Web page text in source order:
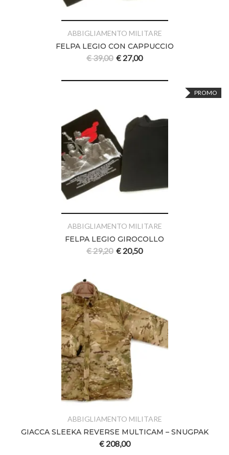
ABBIGLIAMENTO MILITARE
FELPA LEGIO CON CAPPUCCIO
€39,00 € 27,00
PROMO
ABBIGLIAMENTO MILITARE
FELPA LEGIO GIROCOLLO
€29,20 € 20,50
ABBIGLIAMENTO MILITARE
GIACCA SLEEKA REVERSE MULTICAM – SNUGPAK
€208,00